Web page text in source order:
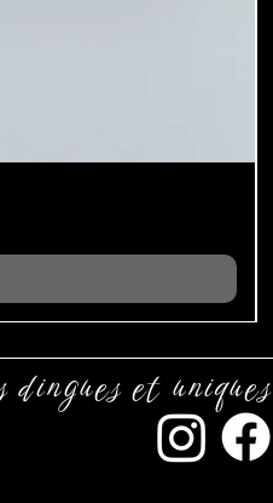
dingues et uniques